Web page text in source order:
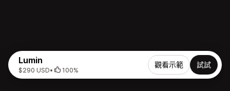
Lumin
$290 USD• 100%
觀看示範 試試